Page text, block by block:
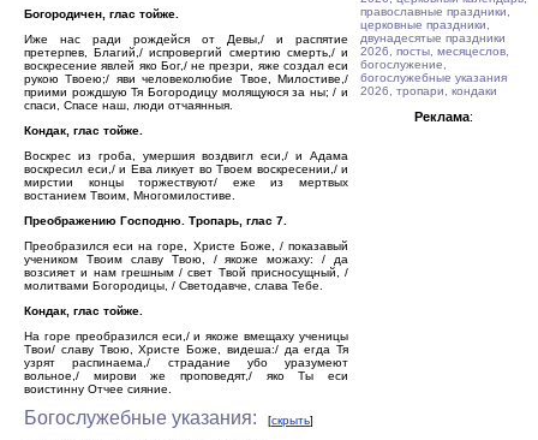
Богородичен, глас тойже.
Иже нас ради рождейся от Девы,/ и распятие
претерпев, Благий,/ испровергий смертию смерть,/ и
воскресение явлей яко Бог,/ не презри, яже создал еси
рукою Твоею;/ яви человеколюбие Твое, Милостиве,/
приими рождшую Тя Богородицу молящуюся за ны; / и
спаси, Спасе наш, люди отчаянныя.
Кондак, глас тойже.
Воскрес из гроба, умершия воздвигл еси,/ и Адама
воскресил еси,/ и Ева ликует во Твоем воскресении,/ и
мирстии концы торжествуют/ еже из мертвых
востанием Твоим, Многомилостиве.
Преображению Господню. Тропарь, глас 7.
Преобразился еси на горе, Христе Боже, / показавый
учеником Твоим славу Твою, / якоже можаху: / да
возсияет и нам грешным / свет Твой присносущный, /
молитвами Богородицы, / Светодавче, слава Тебе.
Кондак, глас тойже.
На горе преобразился еси,/ и якоже вмещаху ученицы
Твои/ славу Твою, Христе Боже, видеша:/ да егда Тя
узрят распинаема,/ страдание убо уразумеют
вольное,/ мирови же проповедят,/ яко Ты еси
воистинну Отчее сияние.
Богослужебные указания: [скрыть]
православные праздники,
церковные праздники,
двунадесятые праздники
2026, посты, месяцеслов,
богослужение,
богослужебные указания
2026, тропари, кондаки
Реклама: